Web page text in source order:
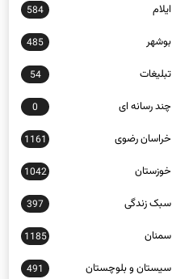
ایلام 584
بوشهر 485
تبلیغات 54
چند رسانه ای 0
خراسان رضوی 1161
خوزستان 1042
سبک زندگی 397
سمنان 1185
سیستان و بلوچستان 491